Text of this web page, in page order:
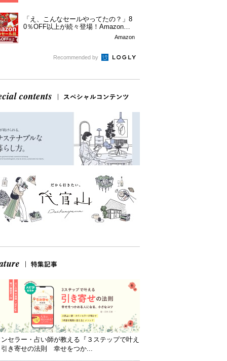
「え、こんなセールやってたの？」8
0％OFF以上が続々登場！Amazonの
Amazon
Recommended by
セラー・占い師が教える『３ステップで叶え
き寄せの法則 幸せをつか...